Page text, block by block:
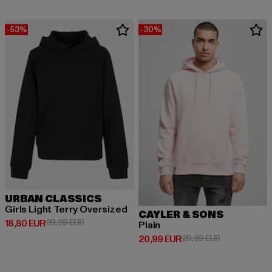
-53%
URBAN CLASSICS
Girls Light Terry Oversized
18,80 EUR
Derzeitiger Preis: 18,80 EUR
39,99 EURAktionspreis: 39,99 EUR
-30%
CAYLER & SONS
Plain
20,99 EUR
Derzeitiger Preis: 20,99 EUR
29,99 EURAktionspreis: